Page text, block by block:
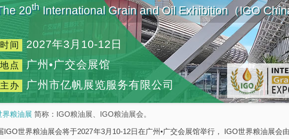
20thInternational Grain and Oil Exhibition（IGO
时间 2027年3月10-12日
地点 广州•广交会展馆
主办 广州市亿帆展览服务有限公司
界粮油展 简称：IGO粮油展、IGO粮油展会。
IGO世界粮油展会将于2027年3月10-12日在广州•广交会展馆举行， IGO世界粮油展会